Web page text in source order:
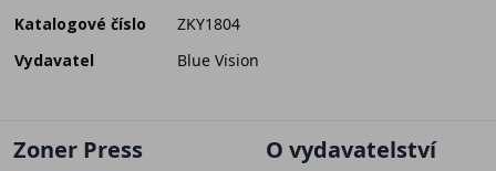
Katalogové číslo
ZKY1804
Vydavatel
Blue Vision
Zoner Press O vydavatelství